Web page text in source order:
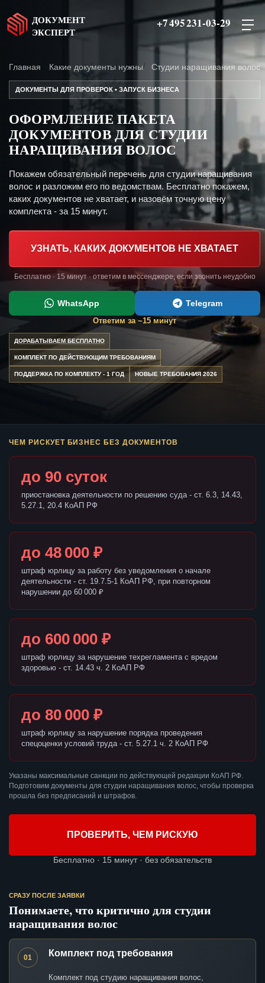
ДОКУМЕНТ
ЭКСПЕРТ
+7 495 231-03-29
Главная Какие документы нужны Студии наращивания волос
ДОКУМЕНТЫ ДЛЯ ПРОВЕРОК • ЗАПУСК БИЗНЕСА
ОФОРМЛЕНИЕ ПАКЕТА
ДОКУМЕНТОВ ДЛЯ СТУДИИ
НАРАЩИВАНИЯ ВОЛОС
Покажем обязательный перечень для студии наращивания
волос и разложим его по ведомствам. Бесплатно покажем,
каких документов не хватает, и назовём точную цену
комплекта - за 15 минут.
УЗНАТЬ, КАКИХ ДОКУМЕНТОВ НЕ ХВАТАЕТ
Бесплатно · 15 минут · ответим в мессенджере, если звонить неудобно
WhatsApp Telegram
Ответим за ~15 минут
ДОРАБАТЫВАЕМ БЕСПЛАТНО
КОМПЛЕКТ ПО ДЕЙСТВУЮЩИМ ТРЕБОВАНИЯМ
ПОДДЕРЖКА ПО КОМПЛЕКТУ - 1 ГОД НОВЫЕ ТРЕБОВАНИЯ 2026
ЧЕМ РИСКУЕТ БИЗНЕС БЕЗ ДОКУМЕНТОВ
до 90 суток
приостановка деятельности по решению суда - ст. 6.3, 14.43,
5.27.1, 20.4 КоАП РФ
до 48 000 ₽
штраф юрлицу за работу без уведомления о начале
деятельности - ст. 19.7.5-1 КоАП РФ, при повторном
нарушении до 60 000 ₽
до 600 000 ₽
штраф юрлицу за нарушение техрегламента с вредом
здоровью - ст. 14.43 ч. 2 КоАП РФ
до 80 000 ₽
штраф юрлицу за нарушение порядка проведения
спецоценки условий труда - ст. 5.27.1 ч. 2 КоАП РФ
Указаны максимальные санкции по действующей редакции КоАП РФ.
Подготовим документы для студии наращивания волос, чтобы проверка
прошла без предписаний и штрафов.
ПРОВЕРИТЬ, ЧЕМ РИСКУЮ
Бесплатно · 15 минут · без обязательств
СРАЗУ ПОСЛЕ ЗАЯВКИ
Понимаете, что критично для студии
наращивания волос
01 Комплект под требования
Комплект под студию наращивания волос,